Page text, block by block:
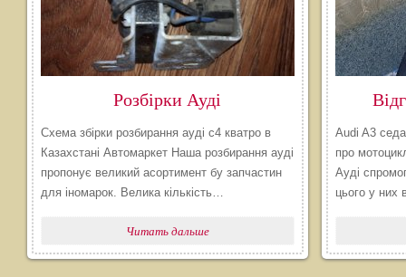
Розбірки Ауді
Схема збірки розбирання ауді с4 кватро в
Казахстані Автомаркет Наша розбирання ауді
пропонує великий асортимент бу запчастин
для іномарок. Велика кількість…
Читать дальше
Audi A3
про
Ауді
цього у них